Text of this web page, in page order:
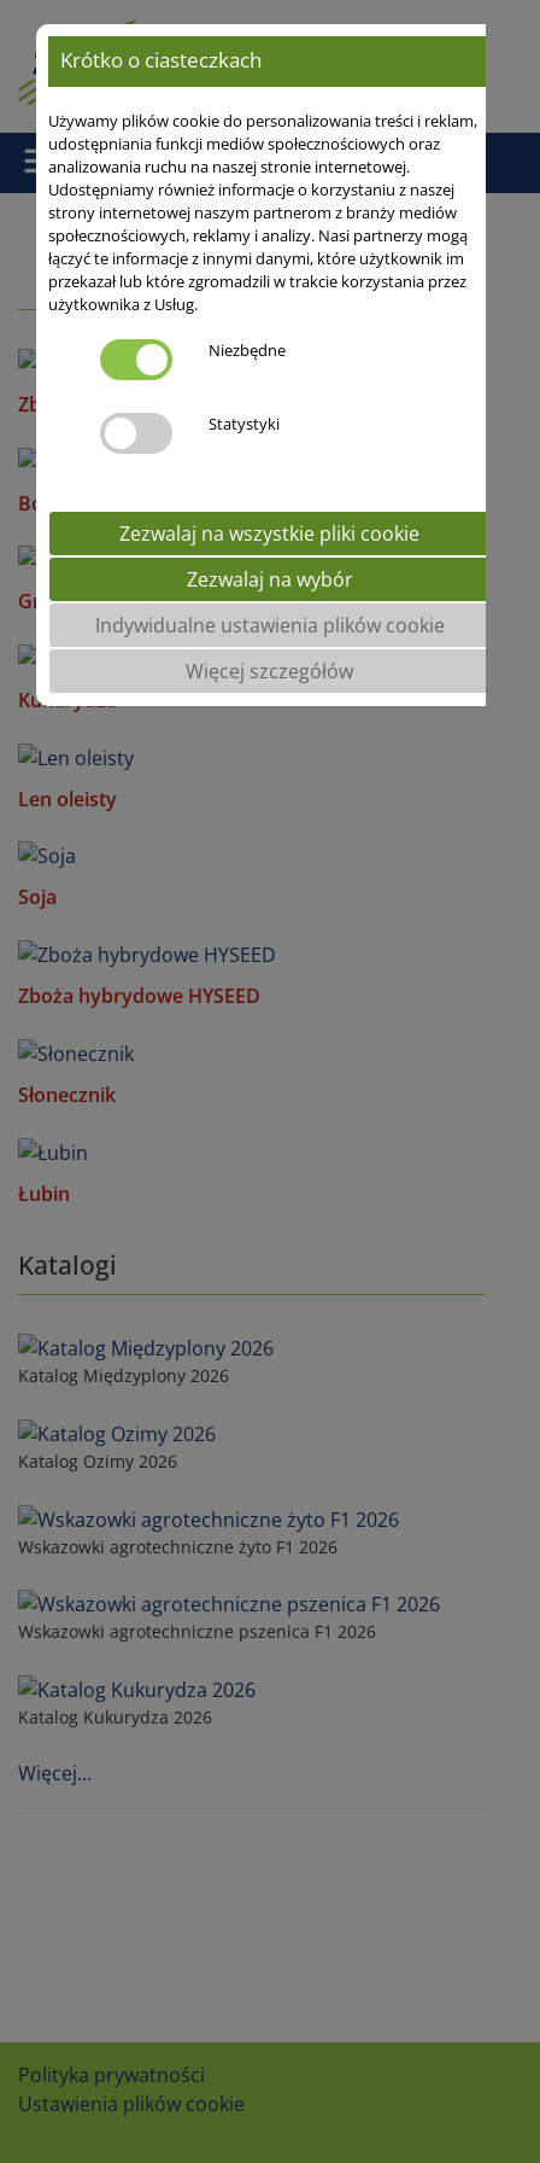
Strona główna/ Odmiany
Katalogi
Katalog Międzyplony 2026
Katalog Ozimy 2026
Wskazowki agrotechniczne żyto F1 2026
Wskazowki agrotechniczne pszenica F1 2026
Katalog Kukurydza 2026
Więcej...
Zboża populacyjne
Bobik
Groch
Kukurydza
Len oleisty
Soja
Zboża hybrydowe HYSEED
Słonecznik
Łubin
Krótko o ciasteczkach
Używamy plików cookie do personalizowania treści i reklam,
udostępniania funkcji mediów społecznościowych oraz
analizowania ruchu na naszej stronie internetowej.
Udostępniamy również informacje o korzystaniu z naszej
strony internetowej naszym partnerom z branży mediów
społecznościowych, reklamy i analizy. Nasi partnerzy mogą
łączyć te informacje z innymi danymi, które użytkownik im
przekazał lub które zgromadzili w trakcie korzystania przez
użytkownika z Usług.
Niezbędne
Statystyki
Zezwalaj na wszystkie pliki cookie
Zezwalaj na wybór
Indywidualne ustawienia plików cookie
Więcej szczegółów
Polityka prywatności
Ustawienia plików cookie